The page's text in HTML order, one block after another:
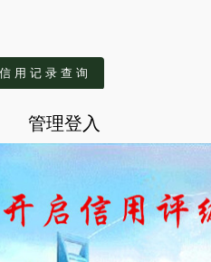
用记录查询
管理登入